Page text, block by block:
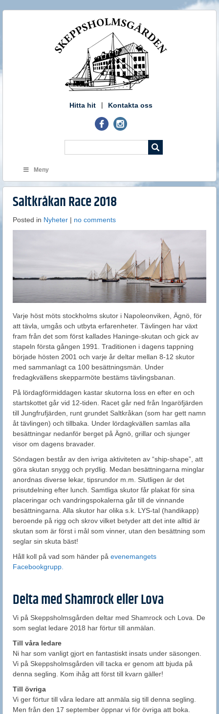
Hitta hit Kontakta oss
Meny
Saltkråkan Race 2018
Posted in Nyheter | no comments
Varje höst möts stockholms skutor i Napoleonviken, Ägnö, för
att tävla, umgås och utbyta erfarenheter. Tävlingen har växt
fram från det som först kallades Haninge-skutan och gick av
stapeln första gången 1991. Traditionen i dagens tappning
började hösten 2001 och varje år deltar mellan 8-12 skutor
med sammanlagt ca 100 besättningsmän. Under
fredagkvällens skepparmöte bestäms tävlingsbanan.
På lördagförmiddagen kastar skutorna loss en efter en och
startskottet går vid 12-tiden. Racet går ned från Ingaröfjärden
till Jungfrufjärden, runt grundet Saltkråkan (som har gett namn
åt tävlingen) och tillbaka. Under lördagkvällen samlas alla
besättningar nedanför berget på Ägnö, grillar och sjunger
visor om dagens bravader.
Söndagen består av den ivriga aktiviteten av “ship-shape”, att
göra skutan snygg och prydlig. Medan besättningarna minglar
anordnas diverse lekar, tipsrundor m.m. Slutligen är det
prisutdelning efter lunch. Samtliga skutor får plakat för sina
placeringar och vandringspokalerna går till de vinnande
besättningarna. Alla skutor har olika s.k. LYS-tal (handikapp)
beroende på rigg och skrov vilket betyder att det inte alltid är
skutan som är först i mål som vinner, utan den besättning som
seglar sin skuta bäst!
Håll koll på vad som händer på evenemangets
Facebookgrupp.
Delta med Shamrock eller Lova
Vi på Skeppsholmsgården deltar med Shamrock och Lova. De
som seglat ledare 2018 har förtur till anmälan.
Till våra ledare
Ni har som vanligt gjort en fantastiskt insats under säsongen.
Vi på Skeppsholmsgården vill tacka er genom att bjuda på
denna segling. Kom ihåg att först till kvarn gäller!
Till övriga
Vi ger förtur till våra ledare att anmäla sig till denna segling.
Men från den 17 september öppnar vi för övriga att boka.